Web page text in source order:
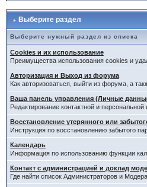
Выберите раздел
Выберите нужный раздел из списка
Cookies и их использование
Преимущества использования cookies и
Авторизация и Выход из форума
Как авторизоваться, выйти из форума, а
Ваша панель управления (Личные
Редактирование контактной и
Восстановление утерянного или
Инструкция по восстановлению забытого
Календарь
Информация по использованию функции
Контакт с администрацией и доклад
Где найти список Администраторов и